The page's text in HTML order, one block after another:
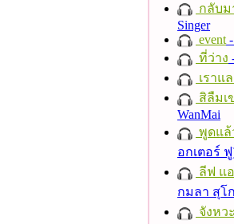
กลับม
Singer
event
ที่ว่าง
เราแ
สิลืมเ
WanMai
พูดแล้
อกเตอร์
ลีฟ แอ
กมลา สุโ
จังหว